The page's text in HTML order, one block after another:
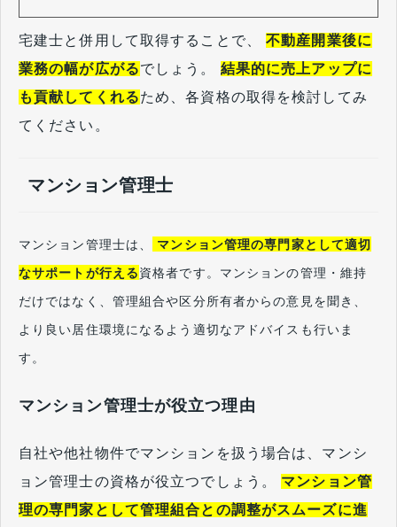
宅建士と併用して取得することで、不動産開業後に
業務の幅が広がるでしょう。 結果的に売上アップに
も貢献してくれるため、各資格の取得を検討してみ
てください。
マンション管理士
マンション管理士は、
マンション管理の専門家として適切
なサポートが行える資格者です。マンションの管理・維持
だけではなく、管理組合や区分所有者からの意見を聞き、
より良い居住環境になるよう適切なアドバイスも行いま
す。
マンション管理士が役立つ理由
自社や他社物件でマンションを扱う場合は、マンシ
ョン管理士の資格が役立つでしょう。 マンション管
理の専門家として管理組合との調整がスムーズに進